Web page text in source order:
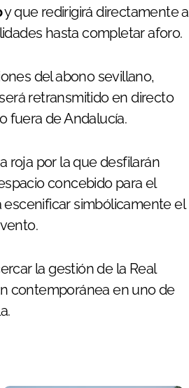
y que redirigirá directamente a
hasta completar aforo.
del abono sevillano,
retransmitido en directo
fuera de Andalucía.
roja por la que desfilarán
concebido para el
simbólicamente el
la gestión de la Real
contemporánea en uno de